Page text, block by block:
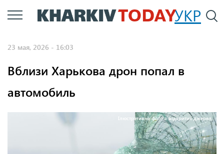
Перейти
к
УКР
23 мая, 2026 - 16:03
Вблизи Харькова дрон попал в
автомобиль
Ілюстративне фото з відкритих джерел